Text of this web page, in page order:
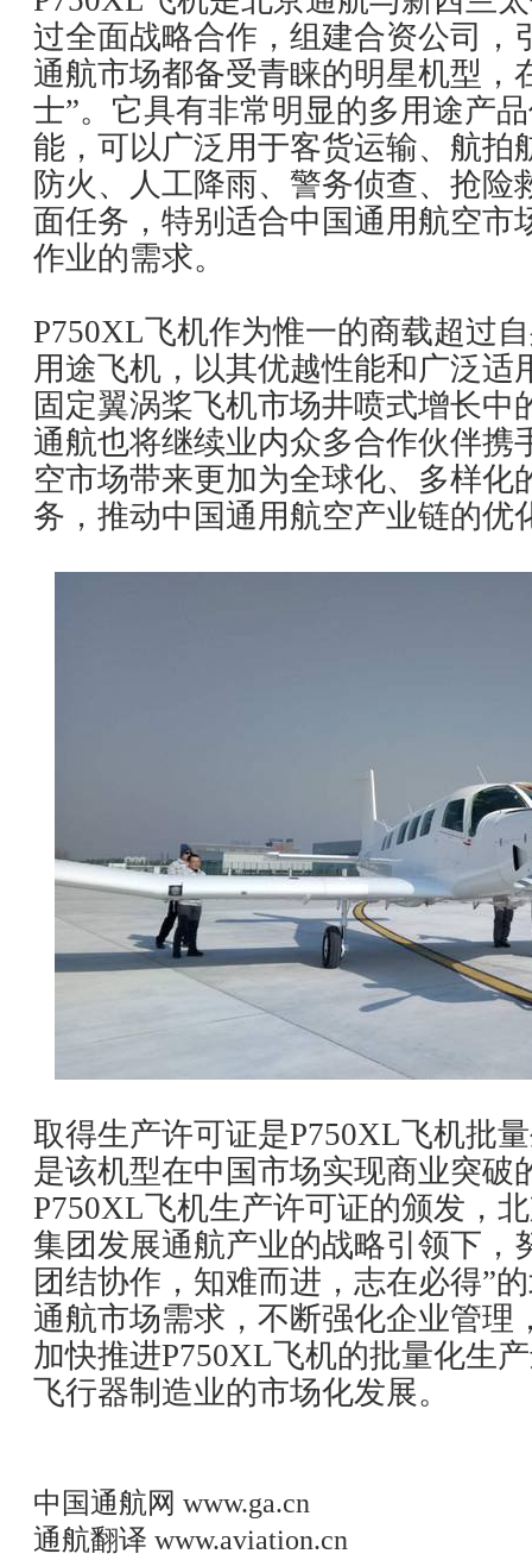
过全面战略合作，组建合资公司，
通航市场都备受青睐的明星机型，
士”。它具有非常明显的多用途产
能，可以广泛用于客货运输、航拍
防火、人工降雨、警务侦查、抢险
面任务，特别适合中国通用航空市
作业的需求。
P750XL飞机作为惟一的商载超过
用途飞机，以其优越性能和广泛适
固定翼涡桨飞机市场井喷式增长中
通航也将继续业内众多合作伙伴携
空市场带来更加为全球化、多样化
务，推动中国通用航空产业链的优
取得生产许可证是P750XL飞机批
是该机型在中国市场实现商业突破
P750XL飞机生产许可证的颁发，
集团发展通航产业的战略引领下，
团结协作，知难而进，志在必得”
通航市场需求，不断强化企业管理
加快推进P750XL飞机的批量化生
飞行器制造业的市场化发展。
中国通航网 www.ga.cn
通航翻译 www.aviation.cn